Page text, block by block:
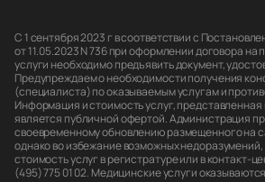
С 1 сентября 2023 г в соответствии с
от 11.05.2023 N 736 при оформлении договора
услуги необходимо предъявить документ,
Предупреждаем о необходимости получения
(специалиста) по оказываемым услугам и
Информация и стоимость услуг, представленная
является публичной офертой. Администрация
своевременному обновлению размещенного на
однако во избежание возможных недоразумений,
стоимость услуг в регистратуре или в контакт-
(495) 775 01 02. Медицинские услуги